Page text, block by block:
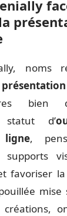
noms
bien
statut d’
,
supports
favoriser
mise